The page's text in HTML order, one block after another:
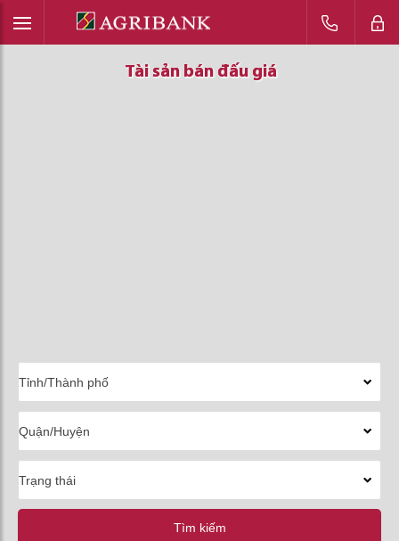
Tài sản bán đấu giá
Tài sản bán đấu giá
Tài sản bán đấu giá
Tìm kiếm